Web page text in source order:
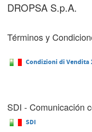
DROPSA S.p.A.
Términos y
Condizioni di Vendita
SDI - Comunicación
SDI